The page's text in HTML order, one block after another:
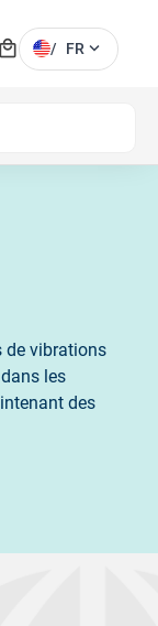
local_mall / FR expand_more
de vibrations
les
des